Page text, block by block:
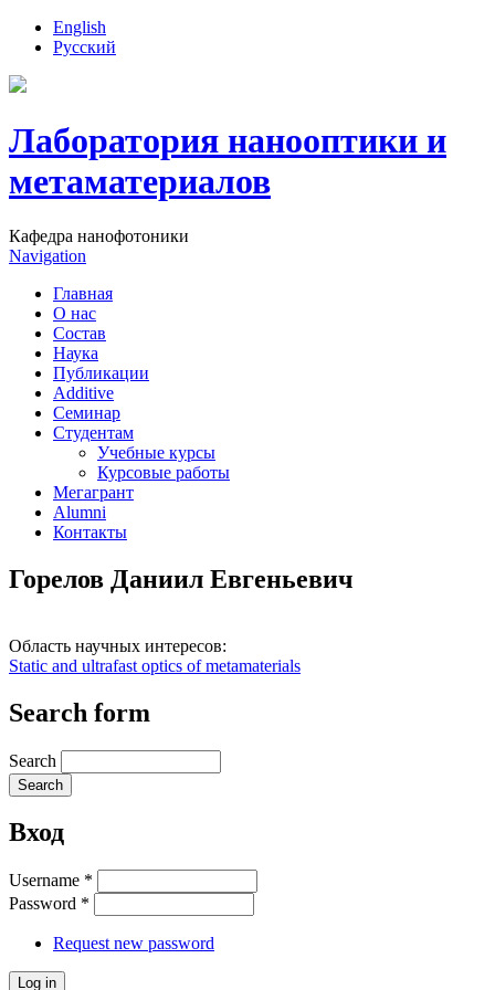
English
Русский
Лаборатория нанооптики и
метаматериалов
Кафедра нанофотоники
Navigation
Главная
О нас
Состав
Наука
Публикации
Additive
Семинар
Студентам
Учебные курсы
Курсовые работы
Мегагрант
Alumni
Контакты
Горелов Даниил Евгеньевич
Область научных интересов:
Static and ultrafast optics of metamaterials
Search form
Search
Вход
Username *
Password *
Request new password